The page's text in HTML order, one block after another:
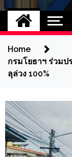
UCD
NEW
Home
กรมโยธาฯ ร่วม
ลุล่วง 100%